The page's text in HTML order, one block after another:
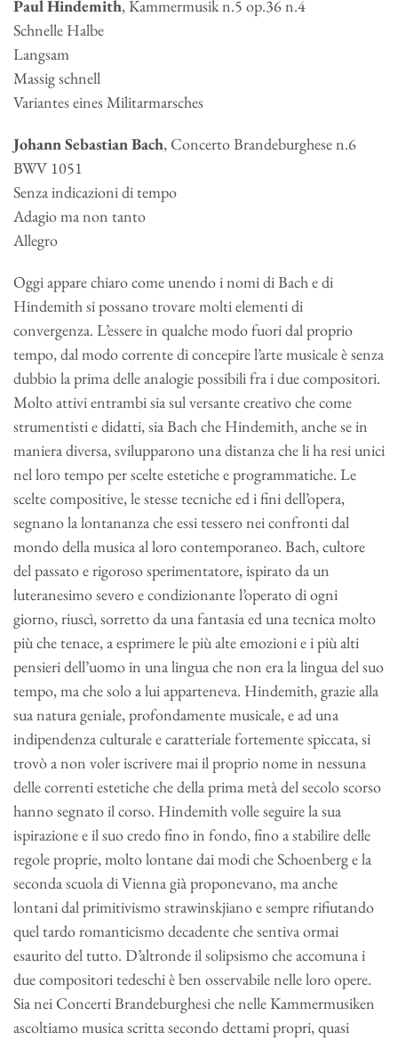
Paul Hindemith, Kammermusik n.5 op.36 n.4
Schnelle Halbe
Langsam
Massig schnell
Variantes eines Militarmarsches
Johann Sebastian Bach, Concerto Brandeburghese n.6
BWV 1051
Senza indicazioni di tempo
Adagio ma non tanto
Allegro
Oggi appare chiaro come unendo i nomi di Bach e di
Hindemith si possano trovare molti elementi di
convergenza. L’essere in qualche modo fuori dal proprio
tempo, dal modo corrente di concepire l’arte musicale è senza
dubbio la prima delle analogie possibili fra i due compositori.
Molto attivi entrambi sia sul versante creativo che come
strumentisti e didatti, sia Bach che Hindemith, anche se in
maniera diversa, svilupparono una distanza che li ha resi unici
nel loro tempo per scelte estetiche e programmatiche. Le
scelte compositive, le stesse tecniche ed i fini dell’opera,
segnano la lontananza che essi tessero nei confronti dal
mondo della musica al loro contemporaneo. Bach, cultore
del passato e rigoroso sperimentatore, ispirato da un
luteranesimo severo e condizionante l’operato di ogni
giorno, riuscì, sorretto da una fantasia ed una tecnica molto
più che tenace, a esprimere le più alte emozioni e i più alti
pensieri dell’uomo in una lingua che non era la lingua del suo
tempo, ma che solo a lui apparteneva. Hindemith, grazie alla
sua natura geniale, profondamente musicale, e ad una
indipendenza culturale e caratteriale fortemente spiccata, si
trovò a non voler iscrivere mai il proprio nome in nessuna
delle correnti estetiche che della prima metà del secolo scorso
hanno segnato il corso. Hindemith volle seguire la sua
ispirazione e il suo credo fino in fondo, fino a stabilire delle
regole proprie, molto lontane dai modi che Schoenberg e la
seconda scuola di Vienna già proponevano, ma anche
lontani dal primitivismo strawinskjiano e sempre rifiutando
quel tardo romanticismo decadente che sentiva ormai
esaurito del tutto. D’altronde il solipsismo che accomuna i
due compositori tedeschi è ben osservabile nelle loro opere.
Sia nei Concerti Brandeburghesi che nelle Kammermusiken
ascoltiamo musica scritta secondo dettami propri, quasi